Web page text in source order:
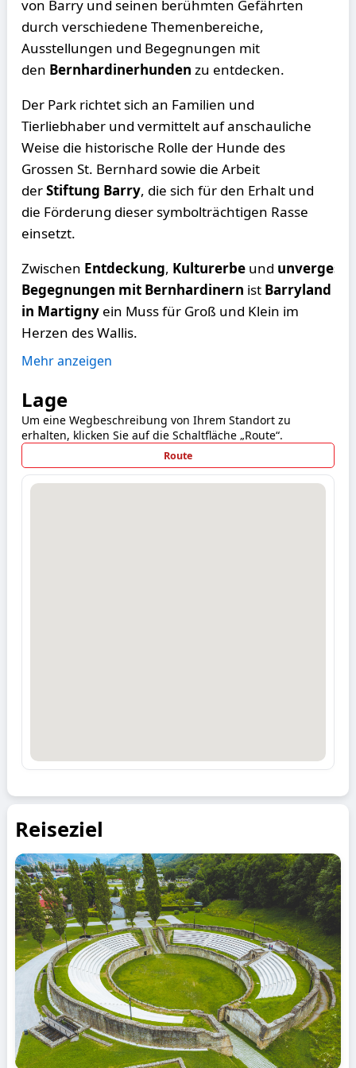
von Barry und seinen berühmten Gefährten
durch verschiedene Themenbereiche,
Ausstellungen und Begegnungen mit
den Bernhardinerhunden zu entdecken.
Der Park richtet sich an Familien und
Tierliebhaber und vermittelt auf anschauliche
Weise die historische Rolle der Hunde des
Grossen St. Bernhard sowie die Arbeit
derStiftung Barry, die sich für den Erhalt und
die Förderung dieser symbolträchtigen Rasse
einsetzt.
Zwischen Entdeckung, Kulturerbe und
Begegnungen mit Bernhardinern ist Barryland
in Martigny ein Muss für Groß und Klein im
Herzen des Wallis.
Mehr anzeigen
Lage
Um eine Wegbeschreibung von Ihrem Standort zu
erhalten, klicken Sie auf die Schaltfläche „Route“.
Route
Reiseziel